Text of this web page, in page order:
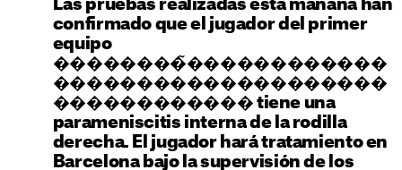
Las pruebas realizadas esta mañana han
confirmado que el jugador del primer
equipo
��������̃������������
��������������������
������������ tiene una
parameniscitis interna de la rodilla
derecha. El jugador hará tratamiento en
Barcelona bajo la supervisión de los